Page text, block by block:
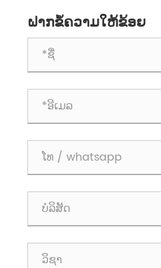
ຝາກຂໍ້ຄວາມໃຫ້ຂ້ອຍ